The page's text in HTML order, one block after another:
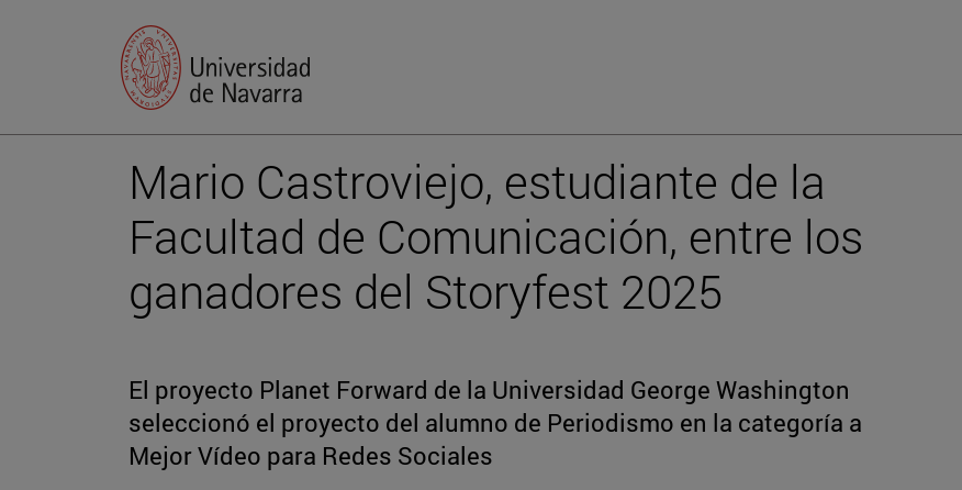
Mario Castroviejo, estudiante de la
Facultad de Comunicación, entre los
ganadores del Storyfest 2025
El proyecto Planet Forward de la Universidad George Washington
seleccionó el proyecto del alumno de Periodismo en la categoría a
Mejor Vídeo para Redes Sociales